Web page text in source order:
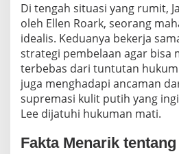
Di tengah situasi yang rumit,
oleh Ellen Roark, seorang
idealis. Keduanya bekerja
strategi pembelaan agar bisa
terbebas dari tuntutan
juga menghadapi ancaman
supremasi kulit putih yang
Lee dijatuhi hukuman mati.
Fakta Menarik